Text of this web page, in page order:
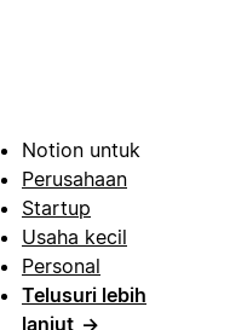
Notion untuk
Perusahaan
Startup
Usaha kecil
Personal
Telusuri lebih
lanjut →